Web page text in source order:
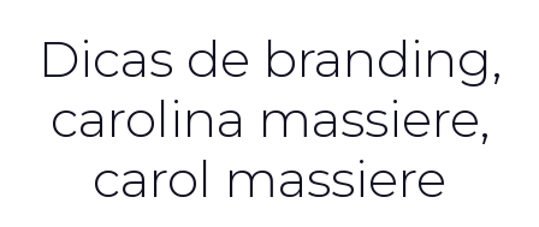
Dicas de branding,
carolina massiere,
carol massiere